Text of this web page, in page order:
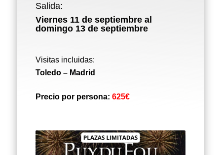
Salida:
Viernes 11 de septiembre al
domingo 13 de septiembre
Visitas incluidas:
Toledo – Madrid
Precio por persona: 625€